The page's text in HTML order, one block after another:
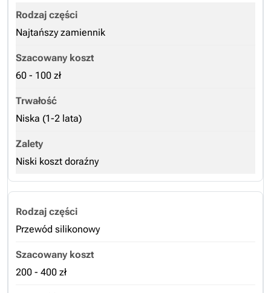
Najtańszy zamiennik
60 - 100 zł
Niska (1-2 lata)
Niski koszt doraźny
Przewód silikonowy
200 - 400 zł